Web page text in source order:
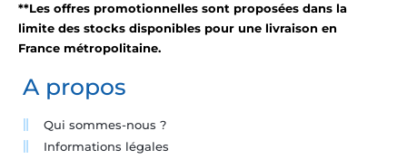
**Les offres promotionnelles sont proposées dans la
limite des stocks disponibles pour une livraison en
France métropolitaine.
A propos
Qui sommes-nous ?
Informations légales